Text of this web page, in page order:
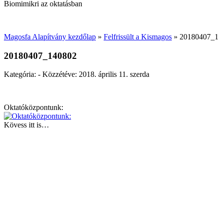
Biomimikri az oktatásban
Magosfa Alapítvány kezdőlap » Felfrissült a Kismagos »
20180407_140802
Kategória: - Közzétéve: 2018. április 11. szerda
Oktatóközpontunk:
Kövess itt is…